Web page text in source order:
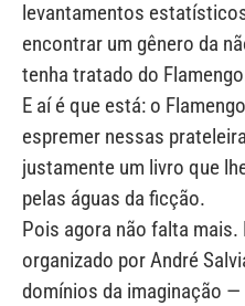
levantamentos
encontrar um gênero da
tenha tratado do
E aí é que está: o
espremer nessas
justamente um livro que
pelas águas da ficção.
Pois agora não falta mais.
organizado por André
domínios da imaginação